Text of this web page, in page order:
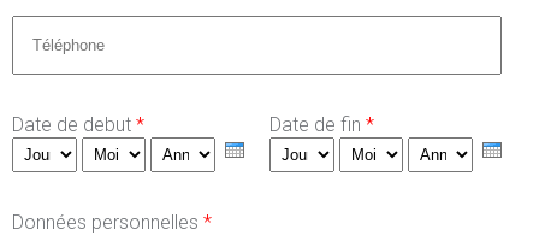
Date de debut *
Jour
Mois Année
Date de fin *
Jour
Mois Année
Données personnelles *